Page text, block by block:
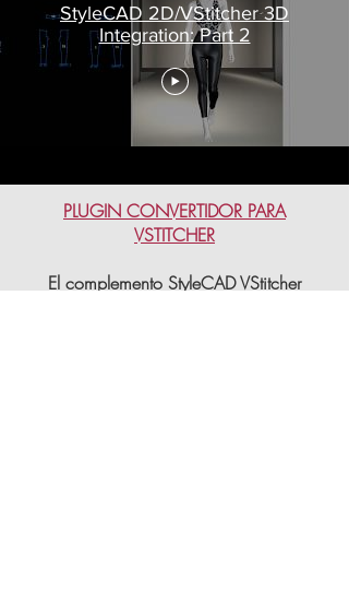
StyleCAD 2D/VStitcher 3D
Integration: Part 2
PLUGIN CONVERTIDOR PARA
VSTITCHER
El complemento StyleCAD VStitcher